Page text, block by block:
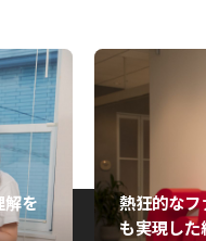
を
熱狂的なフ
も実現した